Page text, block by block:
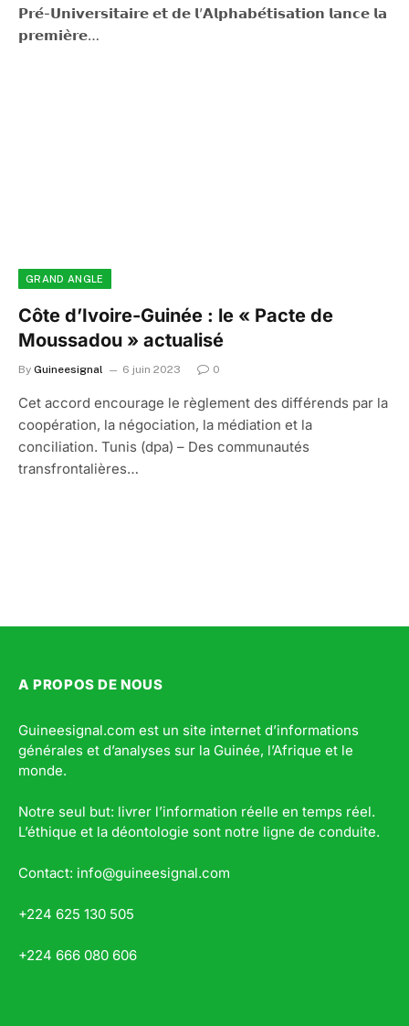
𝗣𝗿𝗲́-𝗨𝗻𝗶𝘃𝗲𝗿𝘀𝗶𝘁𝗮𝗶𝗿𝗲 𝗲𝘁 𝗱𝗲 𝗹’𝗔𝗹𝗽𝗵𝗮𝗯𝗲́𝘁𝗶𝘀𝗮𝘁𝗶𝗼𝗻 𝗹𝗮𝗻𝗰𝗲 𝗹𝗮
𝗽𝗿𝗲𝗺𝗶𝗲̀𝗿𝗲…
GRAND ANGLE
Côte d’Ivoire-Guinée : le « Pacte de
Moussadou » actualisé
By Guineesignal 6 juin 2023 0
Cet accord encourage le règlement des différends par la
coopération, la négociation, la médiation et la
conciliation. Tunis (dpa) – Des communautés
transfrontalières…
A PROPOS DE NOUS
Guineesignal.com est un site internet d’informations
générales et d’analyses sur la Guinée, l’Afrique et le
monde.
Notre seul but: livrer l’information réelle en temps réel.
L’éthique et la déontologie sont notre ligne de conduite.
Contact: info@guineesignal.com
+224 625 130 505
+224 666 080 606